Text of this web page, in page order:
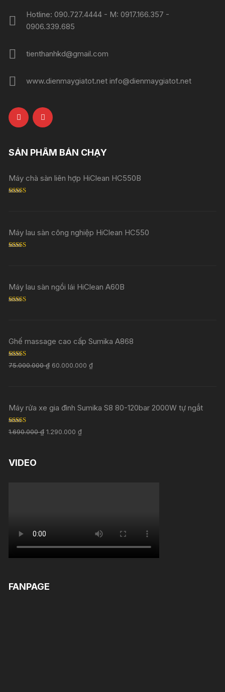
Hotline: 090.727.4444 - M: 0917.166.357 -
0906.339.685
tienthanhkd@gmail.com
www.dienmaygiatot.net info@dienmaygiatot.net
SẢN PHẨM BÁN CHẠY
Máy chà sàn liên hợp HiClean HC550B
Máy lau sàn công nghiệp HiClean HC550
Máy lau sàn ngồi lái HiClean A60B
Ghế massage cao cấp Sumika A868
Rated5.00
out of 5
75.000.000₫ 60.000.000₫
Máy rửa xe gia đình Sumika S8 80-120bar 2000W tự ngắt
Rated 5.00
out of 5
1.690.000₫ 1.290.000₫
VIDEO
FANPAGE